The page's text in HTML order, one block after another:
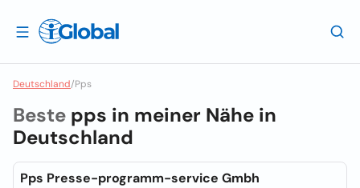
Deutschland/Pps
Beste pps in meiner Nähe in
Deutschland
Pps Presse-programm-service Gmbh